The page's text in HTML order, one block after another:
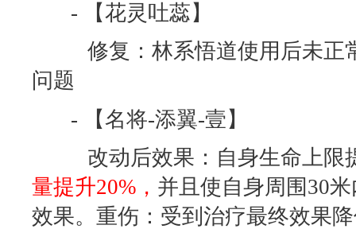
- 【花灵吐蕊】
修复：林系悟道使用后未正
问题
- 【名将-添翼-壹】
改动后效果：自身生命上限
量提升20%， 并且使自身周围30
效果。重伤：受到治疗最终效果